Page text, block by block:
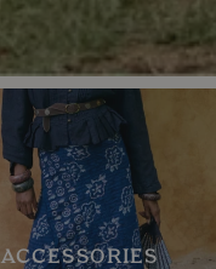
ACCESSORIES